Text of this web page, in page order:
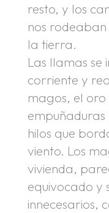
resto, y los
nos
la tierra.
Las llamas se
corriente y
magos, el oro
empuñaduras
hilos que
viento. Los
vivienda,
equivocado y
innecesarios,